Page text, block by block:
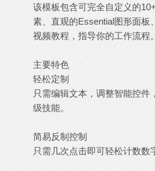
该模板包含可完全自定义的
素、直观的Essential图形面板
视频教程，指导你的工作流程。
主要特色
轻松定制
只需编辑文本，调整智能控
级技能。
简易反制控制
只需几次点击即可轻松计数数